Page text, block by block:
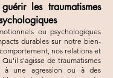
les traumatismes
ou psychologiques
durables sur notre bien-
nos relations et
s'agisse de traumatismes
à une agression ou à des